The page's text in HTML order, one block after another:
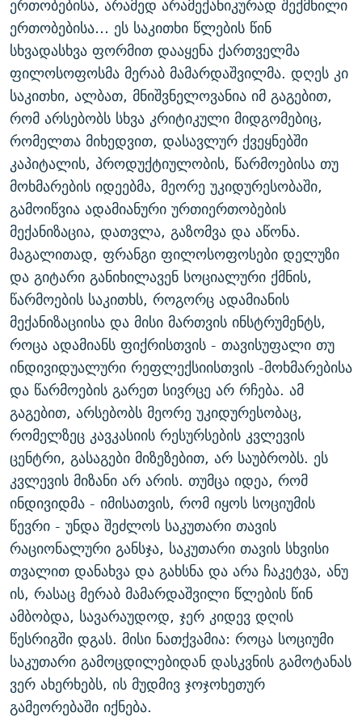
ერთობებისა, არამედ არამექანიკურად შექმნილი
ერთობებისა… ეს საკითხი წლების წინ
სხვადასხვა ფორმით დააყენა ქართველმა
ფილოსოფოსმა მერაბ მამარდაშვილმა. დღეს კი
საკითხი, ალბათ, მნიშვნელოვანია იმ გაგებით,
რომ არსებობს სხვა კრიტიკული მიდგომებიც,
რომელთა მიხედვით, დასავლურ ქვეყნებში
კაპიტალის, პროდუქტიულობის, წარმოებისა თუ
მოხმარების იდეებმა, მეორე უკიდურესობაში,
გამოიწვია ადამიანური ურთიერთობების
მექანიზაცია, დათვლა, გაზომვა და აწონა.
მაგალითად, ფრანგი ფილოსოფოსები დელუზი
და გიტარი განიხილავენ სოციალური ქმნის,
წარმოების საკითხს, როგორც ადამიანის
მექანიზაციისა და მისი მართვის ინსტრუმენტს,
როცა ადამიანს ფიქრისთვის - თავისუფალი თუ
ინდივიდუალური რეფლექსიისთვის -მოხმარებისა
და წარმოების გარეთ სივრცე არ რჩება. ამ
გაგებით, არსებობს მეორე უკიდურესობაც,
რომელზეც კავკასიის რესურსების კვლევის
ცენტრი, გასაგები მიზეზებით, არ საუბრობს. ეს
კვლევის მიზანი არ არის. თუმცა იდეა, რომ
ინდივიდმა - იმისათვის, რომ იყოს სოციუმის
წევრი - უნდა შეძლოს საკუთარი თავის
რაციონალური განსჯა, საკუთარი თავის სხვისი
თვალით დანახვა და გახსნა და არა ჩაკეტვა, ანუ
ის, რასაც მერაბ მამარდაშვილი წლების წინ
ამბობდა, სავარაუდოდ, ჯერ კიდევ დღის
წესრიგში დგას. მისი ნათქვამია: როცა სოციუმი
საკუთარი გამოცდილებიდან დასკვნის გამოტანას
ვერ ახერხებს, ის მუდმივ ჯოჯოხეთურ
გამეორებაში იქნება.